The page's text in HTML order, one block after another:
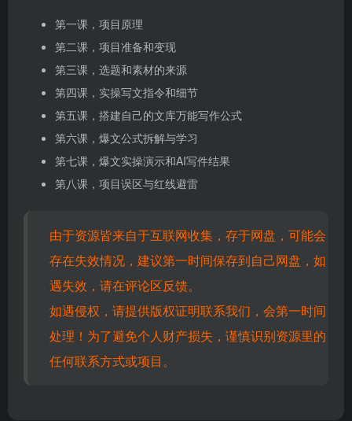
第一课，项目原理
第二课，项目准备和变现
第三课，选题和素材的来源
第四课，实操写文指令和细节
第五课，搭建自己的文库万能写作公式
第六课，爆文公式拆解与学习
第七课，爆文实操演示和AI写件结果
第八课，项目误区与红线避雷
由于资源皆来自于互联网收集，存于网盘，可能会
存在失效情况，建议第一时间保存到自己网盘，如
遇失效，请在评论区反馈。
如遇侵权，请提供版权证明联系我们，会第一时间
处理！为了避免个人财产损失，谨慎识别资源里的
任何联系方式或项目。